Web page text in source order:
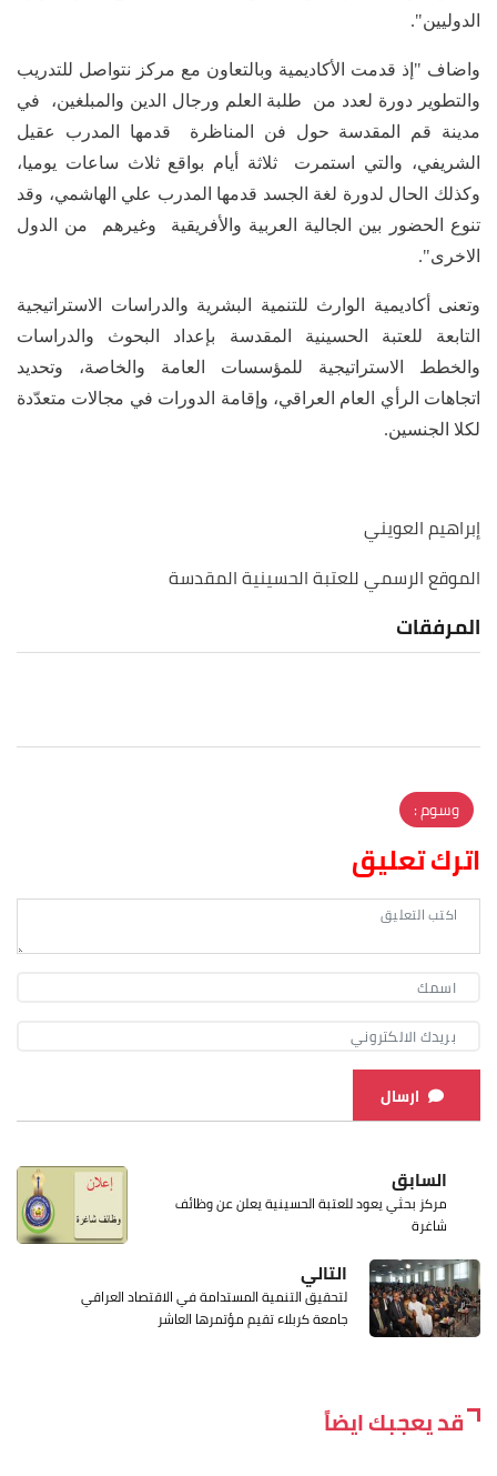
الدوليين".
واضاف "إذ قدمت الأكاديمية وبالتعاون مع مركز نتواصل للتدريب
والتطوير دورة لعدد من طلبة العلم ورجال الدين والمبلغين، في
مدينة قم المقدسة حول فن المناظرة قدمها المدرب عقيل
الشريفي، والتي استمرت ثلاثة أيام بواقع ثلاث ساعات يوميا،
وكذلك الحال لدورة لغة الجسد قدمها المدرب علي الهاشمي، وقد
تنوع الحضور بين الجالية العربية والأفريقية وغيرهم من الدول
الاخرى".
وتعنى أكاديمية الوارث للتنمية البشرية والدراسات الاستراتيجية
التابعة للعتبة الحسينية المقدسة بإعداد البحوث والدراسات
والخطط الاستراتيجية للمؤسسات العامة والخاصة، وتحديد
اتجاهات الرأي العام العراقي، وإقامة الدورات في مجالات متعدّدة
لكلا الجنسين.
إبراهيم العويني
الموقع الرسمي للعتبة الحسينية المقدسة
المرفقات
وسوم :
اترك تعليق
ارسال
السابق
مركز بحثي يعود للعتبة الحسينية يعلن عن وظائف
شاغرة
التالي
لتحقيق التنمية المستدامة في الاقتصاد العراقي
جامعة كربلاء تقيم مؤتمرها العاشر
قد يعجبك ايضاً